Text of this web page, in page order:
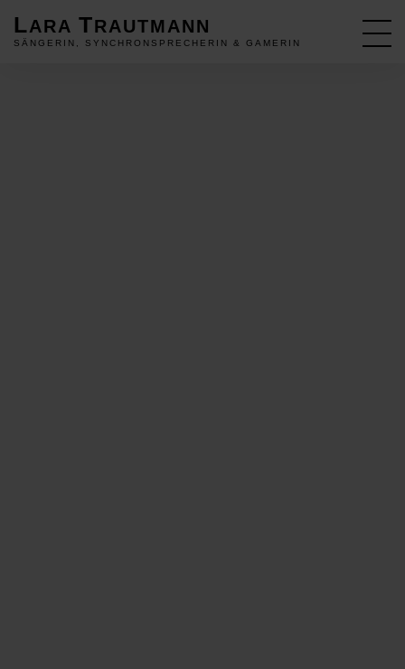
LARA TRAUTMANN
SÄNGERIN, SYNCHRONSPRECHERIN & GAMERIN